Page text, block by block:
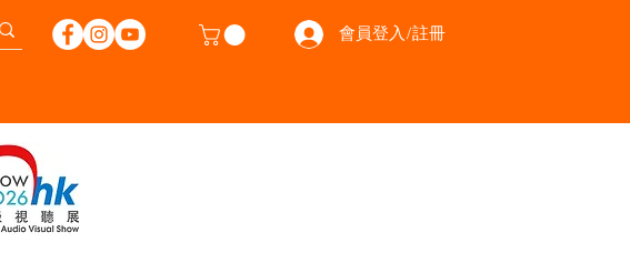
會員登入/註冊